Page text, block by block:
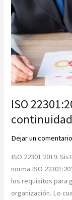
ISO
Dejar un comentario
ISO 22301:2019.
norma ISO
los requisitos para
organización. Lo